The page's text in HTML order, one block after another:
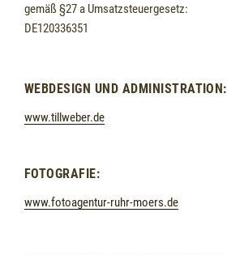
gemäß §27 a Umsatzsteuergesetz:
DE120336351
WEBDESIGN UND ADMINISTRATION:
www.tillweber.de
FOTOGRAFIE:
www.fotoagentur-ruhr-moers.de